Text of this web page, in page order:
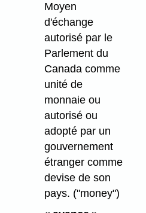
Moyen
d'échange
autorisé par le
Parlement du
Canada comme
unité de
monnaie ou
autorisé ou
adopté par un
gouvernement
étranger comme
devise de son
pays. ("money")